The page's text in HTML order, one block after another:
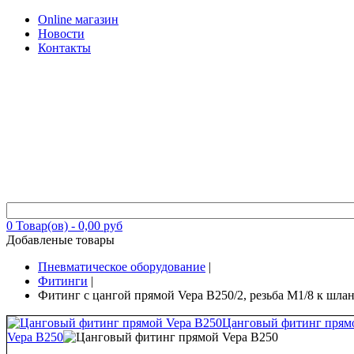
Online магазин
Новости
Контакты
0 Товар(ов) - 0,00 руб
Добавленые товары
Пневматическое оборудование |
Фитинги |
Фитинг с цангой прямой Vepa B250/2, резьба M1/8 к
Цанговый фитинг
Vepa B250